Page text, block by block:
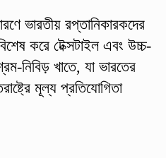
ভারতীয় রপ্তানিকারকদের
করে টেক্সটাইল এবং উচ্চ-
নিবিড় খাতে, যা ভারতের
মূল্য প্রতিযোগিতা